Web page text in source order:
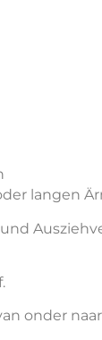
langen
onder